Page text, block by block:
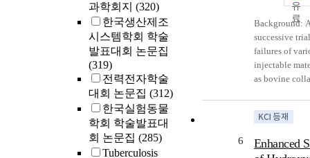
과학회지 (320)
한국생산제조
시스템학회 학술
발표대회 논문집
(319)
전력전자학술
대회 논문집 (312)
한국실험동물
학회 학술발표대
회 논문집 (285)
Tuberculosis
Background:
successive
failures of
injectable
as bovine
hyaluronic
filling
6
Enhanced